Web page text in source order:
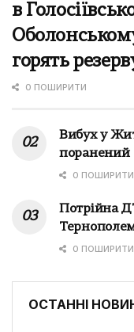
в
горять
0 ПОШИРИТИ
Вибух у
поранений
0 ПОШИРИТИ
Потрійна
0 ПОШИРИТИ
ОСТАННІ